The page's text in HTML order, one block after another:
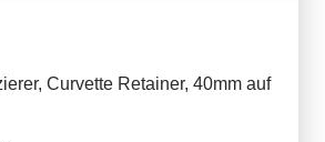
Curvette Retainer, 40mm auf